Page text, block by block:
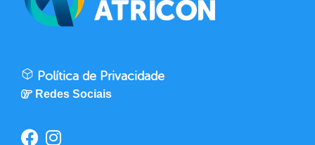
Política de Privacidade
Redes Sociais